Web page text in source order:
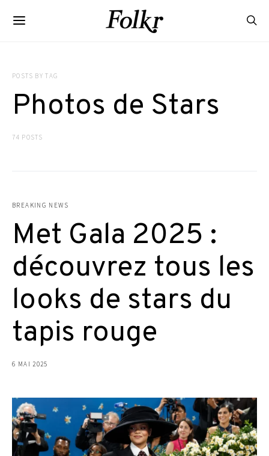
POSTS BY TAG
Photos de Stars
74 POSTS
BREAKING NEWS
Met Gala 2025 :
découvrez tous les
looks de stars du
tapis rouge
6 MAI 2025